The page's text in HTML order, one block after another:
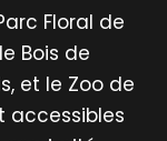
Floral de
Bois de
et le Zoo de
accessibles